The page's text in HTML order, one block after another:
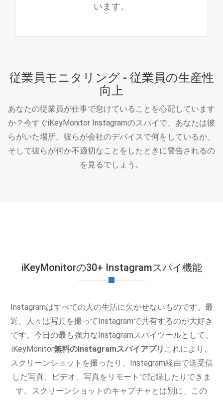
います。
従業員モニタリング - 従業員の生産性
向上
あなたの従業員が仕事で怠けていることを心配しています
か？今すぐiKeyMonitor Instagramのスパイで、あなたは彼
らがいた場所、彼らが会社のデバイスで何をしているか、
そして彼らが何か不適切なことをしたときに警告されるの
を見るでしょう。
iKeyMonitorの30+ Instagramスパイ機能
Instagramはすべての人の生活に欠かせないものです。最
近、人々は写真を撮ってInstagramで共有するのが大好き
です。今日の最も強力なInstagramスパイツールとして、
iKeyMonitor無料のInstagramスパイアプリ これにより、
スクリーンショットを撮ったり、Instagram経由で送受信
した写真、ビデオ、写真をリモートで記録したりできま
す。スクリーンショットのキャプチャとは別に、この